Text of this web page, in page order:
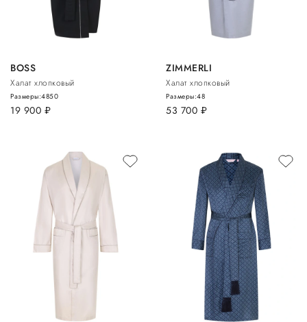
BOSS
Халат хлопковый
19 900 руб.
Размеры:4850
ZIMMERLI
Халат хлопковый
53 700 руб.
Размеры:48